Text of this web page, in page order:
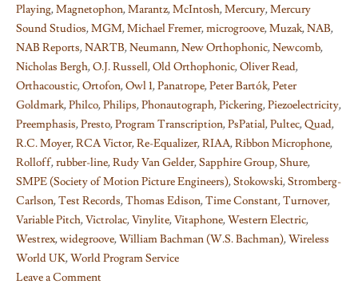
Playing,Magnetophon,Marantz,McIntosh,Mercury,Mercury
Sound Studios,MGM,Michael Fremer,microgroove,Muzak,NAB,
NAB Reports,NARTB,Neumann,New Orthophonic,Newcomb,
Nicholas Bergh,O.J. Russell,Old Orthophonic,Oliver Read,
Orthacoustic,Ortofon,Owl 1,Panatrope,Peter Bartók,Peter
Goldmark,Philco,Philips,Phonautograph,Pickering,Piezoelectricity,
Preemphasis,Presto,Program Transcription,PsPatial,Pultec,Quad,
R.C. Moyer,RCA Victor,Re-Equalizer,RIAA,Ribbon Microphone,
Rolloff,rubber-line,Rudy Van Gelder,Sapphire Group,Shure,
SMPE (Society of Motion Picture Engineers),Stokowski,Stromberg-
Carlson,Test Records,Thomas Edison,Time Constant,Turnover,
Variable Pitch,Victrolac,Vinylite,Vitaphone,Western Electric,
Westrex,widegroove,William Bachman (W.S. Bachman),Wireless
World UK,World Program Service
Leave a Comment